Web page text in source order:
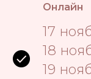
Онлайн
17
18
19